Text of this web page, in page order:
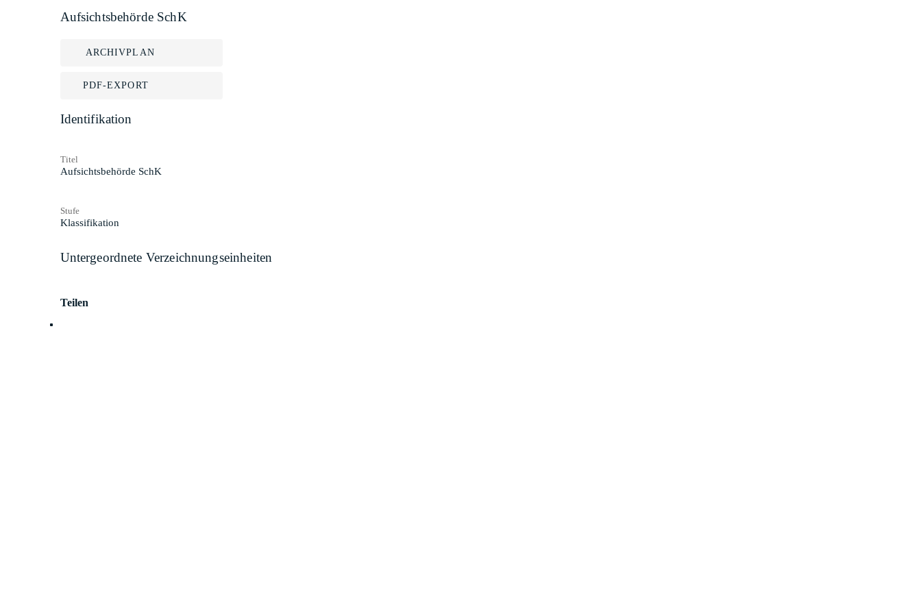
Aufsichtsbehörde SchK
ARCHIVPLAN
PDF-EXPORT
Identifikation
Titel
Aufsichtsbehörde SchK
Stufe
Klassifikation
Untergeordnete Verzeichnungseinheiten
Teilen